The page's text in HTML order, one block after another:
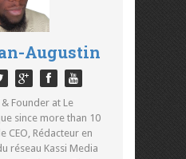
Augustin
Founder at Le
since more than 10
CEO, Rédacteur en
réseau Kassi Media